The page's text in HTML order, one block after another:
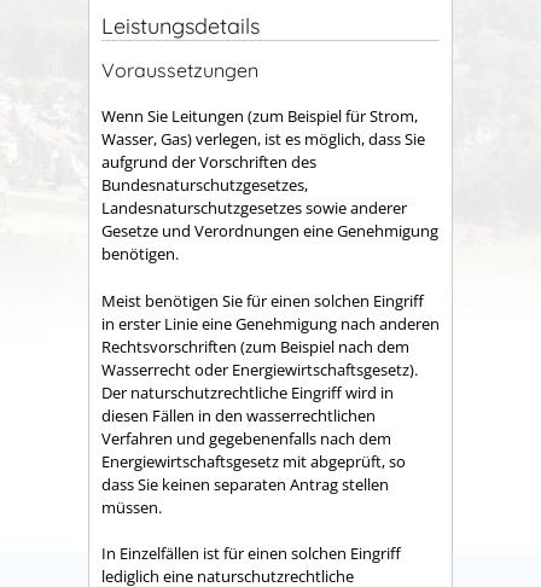
Leistungsdetails
Voraussetzungen
Wenn Sie Leitungen (zum Beispiel für Strom,
Wasser, Gas) verlegen, ist es möglich, dass Sie
aufgrund der Vorschriften des
Bundesnaturschutzgesetzes,
Landesnaturschutzgesetzes sowie anderer
Gesetze und Verordnungen eine Genehmigung
benötigen.
Meist benötigen Sie für einen solchen Eingriff
in erster Linie eine Genehmigung nach anderen
Rechtsvorschriften (zum Beispiel nach dem
Wasserrecht oder Energiewirtschaftsgesetz).
Der naturschutzrechtliche Eingriff wird in
diesen Fällen in den wasserrechtlichen
Verfahren und gegebenenfalls nach dem
Energiewirtschaftsgesetz mit abgeprüft, so
dass Sie keinen separaten Antrag stellen
müssen.
In Einzelfällen ist für einen solchen Eingriff
lediglich eine naturschutzrechtliche